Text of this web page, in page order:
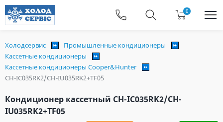
0
Холодсервис
Промышленные кондиционеры
Кассетные кондиционеры
Кассетные кондиционеры Cooper&Hunter
CH-IC035RK2/CH-IU035RK2+TF05
Кондиционер кассетный CH-IC035RK2/CH-
IU035RK2+TF05